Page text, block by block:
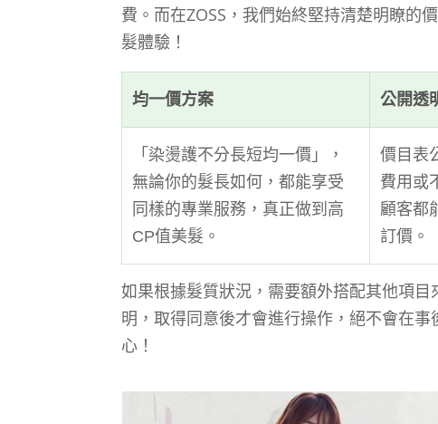
費。而在ZOSS，我們始終堅持清楚明瞭的
髮體驗！
均一價方案 公開透
「染燙護不分長短均一價」，
無論你的髮長如何，都能享受
同樣的專業服務，真正做到高
CP值美髮。
價目表
費用或
顧客都
訂價。
如果根據髮質狀況，需要額外搭配其他項
明，取得同意後才會進行操作，絕不會在
心！